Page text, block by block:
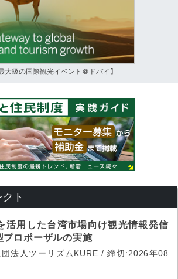
大級の国際観光イベント＠ドバイ】
ト
活用した台湾市場向け観光情報発信
プロポーザルの実施
法人ツーリズムKURE / 締切:2026年08